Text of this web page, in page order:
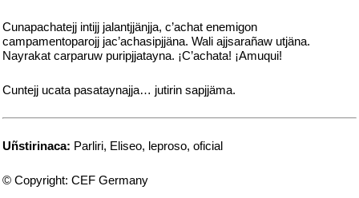
Cunapachatejj intijj jalantjjänjja, c’achat enemigon
campamentoparojj jac’achasipjjäna. Wali ajjsarañaw utjäna.
Nayrakat carparuw puripjjatayna. ¡C’achata! ¡Amuqui!
Cuntejj ucata pasataynajja… jutirin sapjjäma.
Uñstirinaca: Parliri, Eliseo, leproso, oficial
© Copyright: CEF Germany